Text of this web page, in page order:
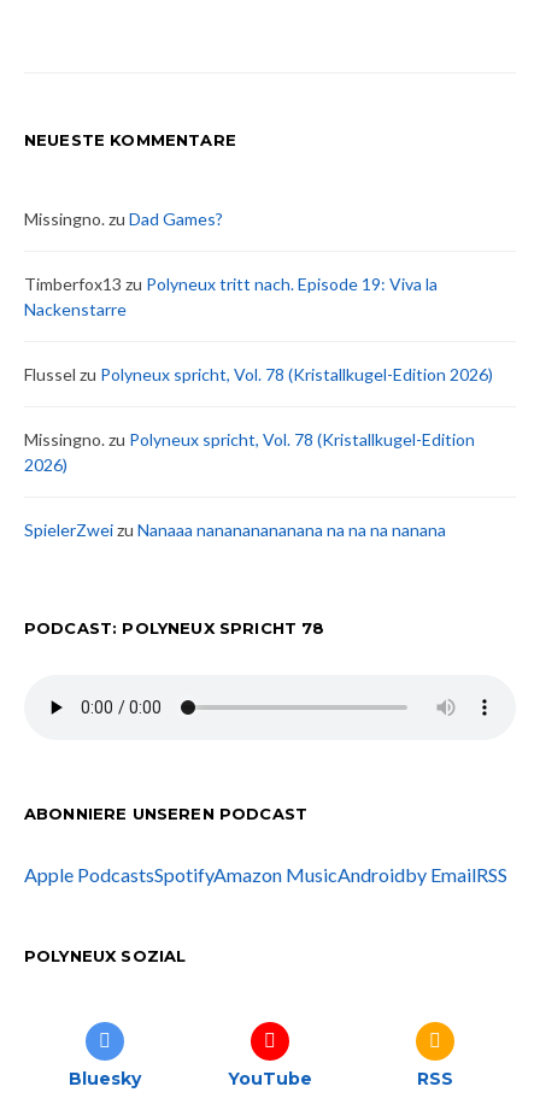
NEUESTE KOMMENTARE
Missingno.zu Dad Games?
Timberfox13 zu Polyneux tritt nach. Episode 19: Viva la
Nackenstarre
Flussel zu Polyneux spricht, Vol. 78 (Kristallkugel-Edition 2026)
Missingno.zu Polyneux spricht, Vol. 78 (Kristallkugel-Edition
2026)
SpielerZweizu Nanaaa nanananananana na na na nanana
PODCAST: POLYNEUX SPRICHT 78
ABONNIERE UNSEREN PODCAST
Apple PodcastsSpotifyAmazon MusicAndroidby EmailRSS
POLYNEUX SOZIAL
Bluesky YouTube RSS